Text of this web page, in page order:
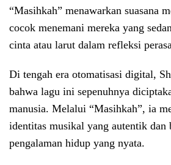
“Masihkah” menawarkan suasana
cocok menemani mereka yang
cinta atau larut dalam refleksi
Di tengah era otomatisasi digital,
bahwa lagu ini sepenuhnya
manusia. Melalui “Masihkah”, ia
identitas musikal yang autentik dan
pengalaman hidup yang nyata.